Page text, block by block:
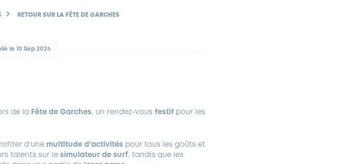
RETOUR SUR LA FÊTE DE GARCHES
le 10 Sep 2024
de la Fête de Garches, un rendez-vous festifpour les
d’une multitude d’activitéspour tous les goûts et
talents sur le simulateur de surf, tandis que les